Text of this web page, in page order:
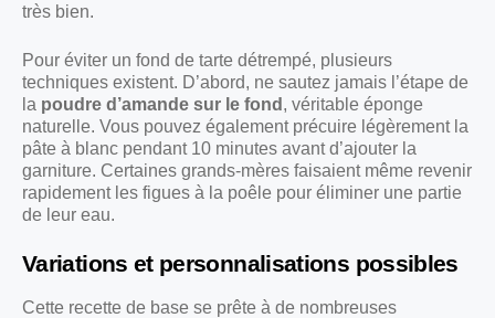
très bien.
Pour éviter un fond de tarte détrempé, plusieurs
techniques existent. D’abord, ne sautez jamais l’étape de
la poudre d’amande sur le fond , véritable éponge
naturelle. Vous pouvez également précuire légèrement la
pâte à blanc pendant 10 minutes avant d’ajouter la
garniture. Certaines grands-mères faisaient même revenir
rapidement les figues à la poêle pour éliminer une partie
de leur eau.
Variations et personnalisations possibles
Cette recette de base se prête à de nombreuses